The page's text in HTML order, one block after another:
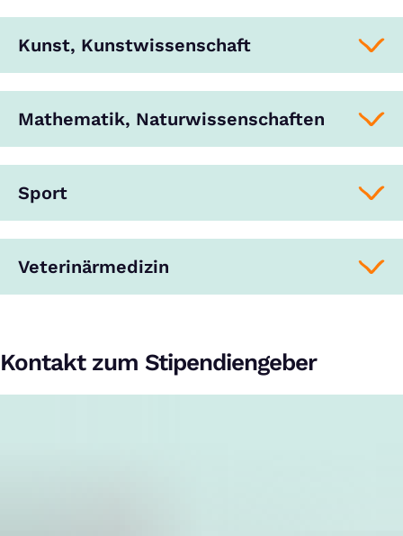
Kunst, Kunstwissenschaft
Mathematik, Naturwissenschaften
Sport
Veterinärmedizin
Kontakt zum Stipendiengeber